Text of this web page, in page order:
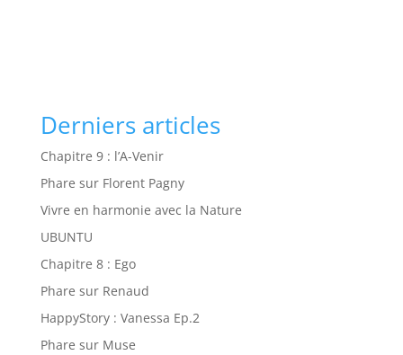
Derniers articles
Chapitre 9 : l’A-Venir
Phare sur Florent Pagny
Vivre en harmonie avec la Nature
UBUNTU
Chapitre 8 : Ego
Phare sur Renaud
HappyStory : Vanessa Ep.2
Phare sur Muse